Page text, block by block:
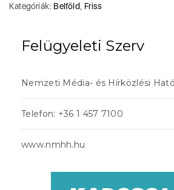
Kategóriák: Belföld Friss
Felügyeleti Szerv
Nemzeti Média- és Hírközlési
Telefon: +36 1 457 7100
www.nmhh.hu